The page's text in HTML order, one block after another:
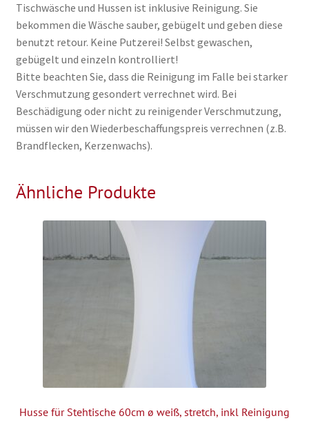
Tischwäsche und Hussen ist inklusive Reinigung. Sie
bekommen die Wäsche sauber, gebügelt und geben diese
benutzt retour. Keine Putzerei! Selbst gewaschen,
gebügelt und einzeln kontrolliert!
Bitte beachten Sie, dass die Reinigung im Falle bei starker
Verschmutzung gesondert verrechnet wird. Bei
Beschädigung oder nicht zu reinigender Verschmutzung,
müssen wir den Wiederbeschaffungspreis verrechnen (z.B.
Brandflecken, Kerzenwachs).
Ähnliche Produkte
Husse für Stehtische 60cm ø weiß, stretch, inkl Reinigung